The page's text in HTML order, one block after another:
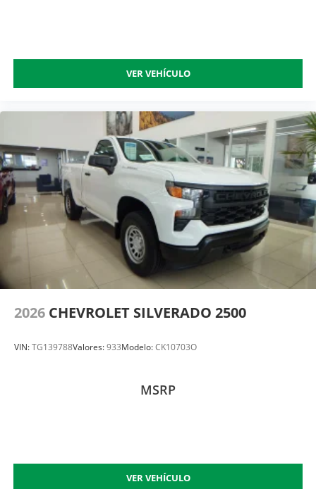
VER VEHÍCULO
2026 CHEVROLET SILVERADO 2500
VIN:TG139788Valores:933Modelo:CK10703O
MSRP
VER VEHÍCULO